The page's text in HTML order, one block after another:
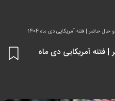
حاضر | فتنه آمریکایی دی ماه 1404
آمریکایی دی ماه